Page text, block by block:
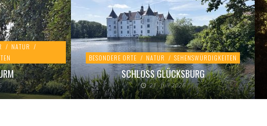
/ NATUR /
BESONDERE ORTE / NATUR / SEHENSWÜRDIGKEITEN
SCHLOSS GLÜCKSBURG
21. Juli 2026